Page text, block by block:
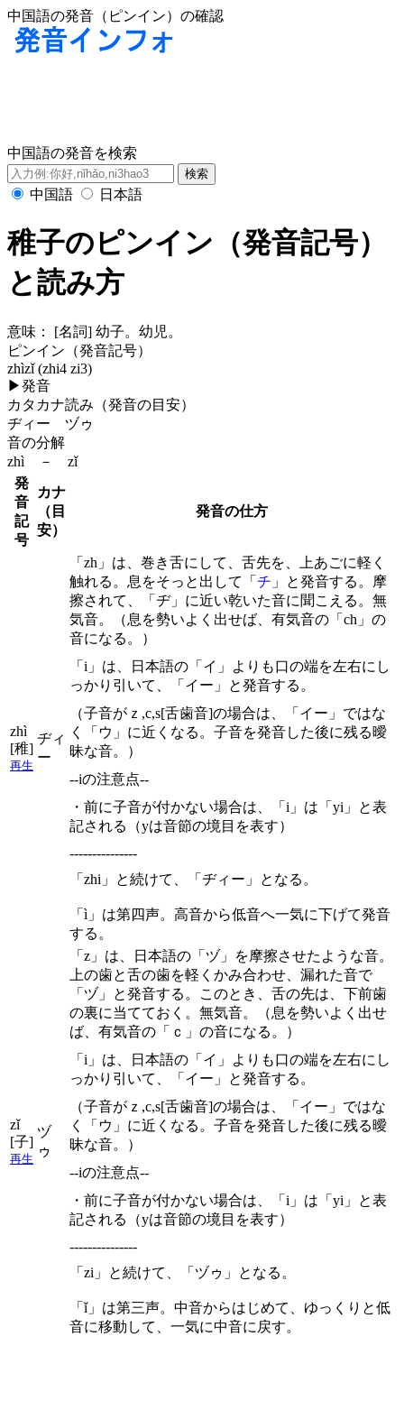
中国語の発音（ピンイン）の確認
中国語の発音を検索
中国語 日本語
稚子のピンイン（発音記号）
と読み方
意味：
[名詞] 幼子。幼児。
ピンイン（発音記号）
zhìzǐ (zhi4 zi3)
▶発音
カタカナ読み（発音の目安）
ヂィー ヅゥ
音の分解
zhì － zǐ
発
音
記
号
カナ
（目
安）
発音の仕方
zhì
[稚]
再生
ヂィ
ー
「zh」は、巻き舌にして、舌先を、上あごに軽く
触れる。息をそっと出して「 チ 」と発音する。摩
擦されて、「ヂ」に近い乾いた音に聞こえる。無
気音。（息を勢いよく出せば、有気音の「ch」の
音になる。）
「i」は、日本語の「イ」よりも口の端を左右にし
っかり引いて、「イー」と発音する。
（子音がｚ,c,s[舌歯音]の場合は、「イー」ではな
く「ウ」に近くなる。子音を発音した後に残る曖
昧な音。）
--iの注意点--
・前に子音が付かない場合は、「i」は「yi」と表
記される（yは音節の境目を表す）
---------------
「zhi」と続けて、「ヂィー」となる。
「ì」は第四声。高音から低音へ一気に下げて発音
する。
zǐ
[子]
再生
ヅ
ゥ
「z」は、日本語の「ヅ」を摩擦させたような音。
上の歯と舌の歯を軽くかみ合わせ、漏れた音で
「ヅ」と発音する。このとき、舌の先は、下前歯
の裏に当てておく。無気音。（息を勢いよく出せ
ば、有気音の「ｃ」の音になる。）
「i」は、日本語の「イ」よりも口の端を左右にし
っかり引いて、「イー」と発音する。
（子音がｚ,c,s[舌歯音]の場合は、「イー」ではな
く「ウ」に近くなる。子音を発音した後に残る曖
昧な音。）
--iの注意点--
・前に子音が付かない場合は、「i」は「yi」と表
記される（yは音節の境目を表す）
---------------
「zi」と続けて、「ヅゥ」となる。
「ǐ」は第三声。中音からはじめて、ゆっくりと低
音に移動して、一気に中音に戻す。